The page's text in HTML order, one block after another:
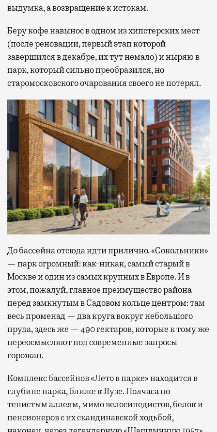
выдумка, а возвращение к истокам.
Беру кофе навынос в одном из хипстерских мест
(после реновации, первый этап которой
завершился в декабре, их тут немало) и ныряю в
парк, который сильно преобразился, но
старомосковского очарования своего не потерял.
До бассейна отсюда идти прилично. «Сокольники»
— парк огромный: как-никак, самый старый в
Москве и один из самых крупных в Европе. И в
этом, пожалуй, главное преимущество района
перед замкнутым в Садовом кольце центром: там
весь променад — два круга вокруг небольшого
пруда, здесь же — 490 гектаров, которые к тому же
переосмысляют под современные запросы
горожан.
Комплекс бассейнов «Лето в парке» находится в
глубине парка, ближе к Яузе. Полчаса по
тенистым аллеям, мимо велосипедистов, белок и
пенсионеров с их скандинавской ходьбой,